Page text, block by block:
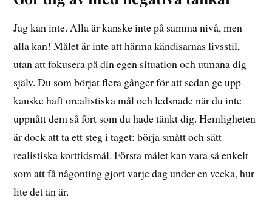
Jag kan inte. Alla är kanske inte på samma nivå, men
alla kan! Målet är inte att härma kändisarnas livsstil,
utan att fokusera på din egen situation och utmana dig
själv. Du som börjat flera gånger för att sedan ge upp
kanske haft orealistiska mål och ledsnade när du inte
uppnått dem så fort som du hade tänkt dig. Hemligheten
är dock att ta ett steg i taget: börja smått och sätt
realistiska korttidsmål. Första målet kan vara så enkelt
som att få någonting gjort varje dag under en vecka, hur
lite det än är.